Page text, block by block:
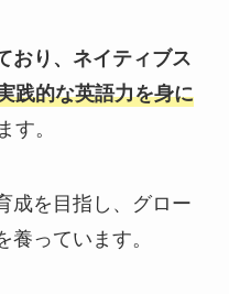
おり、ネイティブス
践的な英語力を身に
す。
成を目指し、グロー
っています。